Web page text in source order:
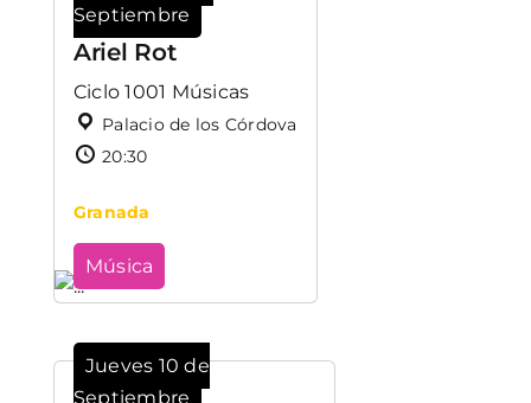
Septiembre
Ariel Rot
Ciclo 1001 Músicas
Palacio de los Córdova
20:30
Granada
Música
Jueves 10 de
Septiembre